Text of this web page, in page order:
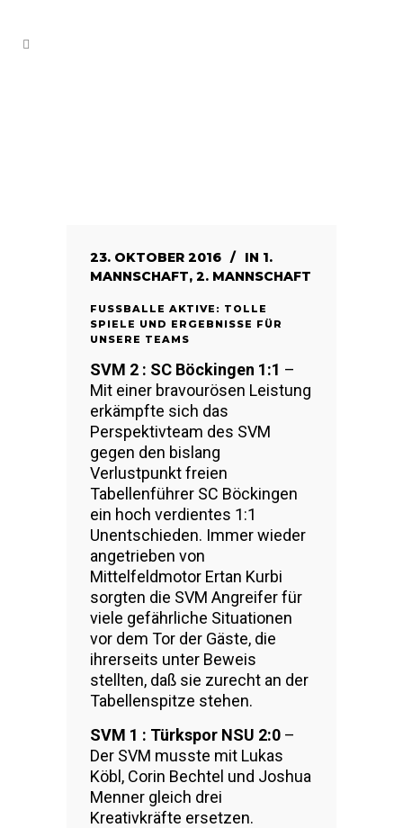
23. OKTOBER 2016 IN 1.
MANNSCHAFT, 2. MANNSCHAFT
FUSSBALLE AKTIVE: TOLLE S
PIELE UND ERGEBNISSE FÜR U
NSERE TEAMS
SVM 2 : SC Böckingen 1:1 –
Mit einer bravourösen Leistung
erkämpfte sich das
Perspektivteam des SVM
gegen den bislang
Verlustpunkt freien
Tabellenführer SC Böckingen
ein hoch verdientes 1:1
Unentschieden. Immer wieder
angetrieben von
Mittelfeldmotor Ertan Kurbi
sorgten die SVM Angreifer für
viele gefährliche Situationen
vor dem Tor der Gäste, die
ihrerseits unter Beweis
stellten, daß sie zurecht an der
Tabellenspitze stehen.
SVM 1 : Türkspor NSU 2:0 –
Der SVM musste mit Lukas
Köbl, Corin Bechtel und Joshua
Menner gleich drei
Kreativkräfte ersetzen.